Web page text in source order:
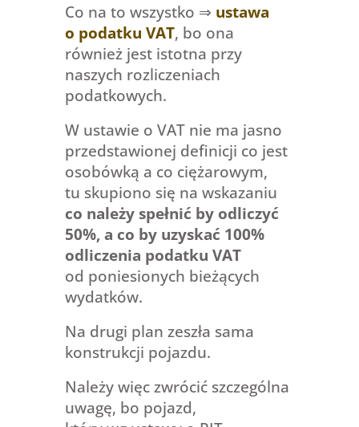
Co na to wszystko ⇒ ustawa
o podatku VAT, bo ona
również jest istotna przy
naszych rozliczeniach
podatkowych.
W ustawie o VAT nie ma jasno
przedstawionej definicji co jest
osobówką a co ciężarowym,
tu skupiono się na wskazaniu
co należy spełnić by odliczyć
50%, a co by uzyskać 100%
odliczenia podatku VAT
od poniesionych bieżących
wydatków.
Na drugi plan zeszła sama
konstrukcji pojazdu.
Należy więc zwrócić szczególna
uwagę, bo pojazd,